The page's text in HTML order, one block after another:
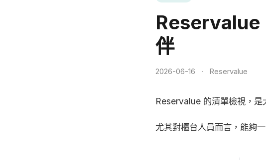
Reservalue
伴
2026-06-16 · Reservalue
Reservalue 的清單檢視，是
尤其對櫃台人員而言，能夠